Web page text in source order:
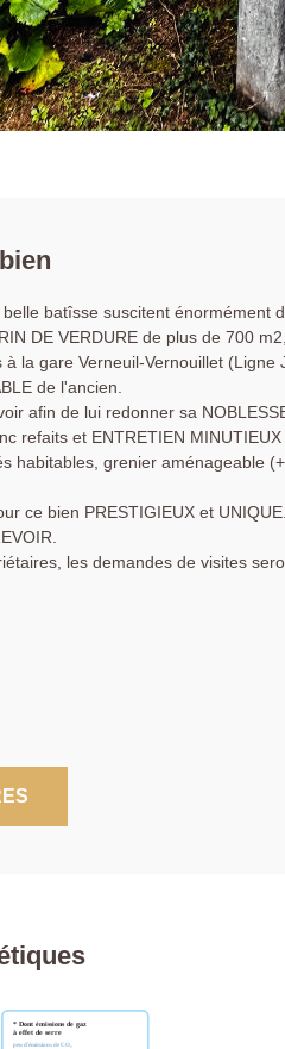
batîsse suscitent énormément
DE VERDURE de plus de 700
la gare Verneuil-Vernouillet (Ligne
de l'ancien.
afin de lui redonner sa
refaits et ENTRETIEN MINUTIEUX
habitables, grenier aménageable
ce bien PRESTIGIEUX et UNIQUE.
les demandes de visites